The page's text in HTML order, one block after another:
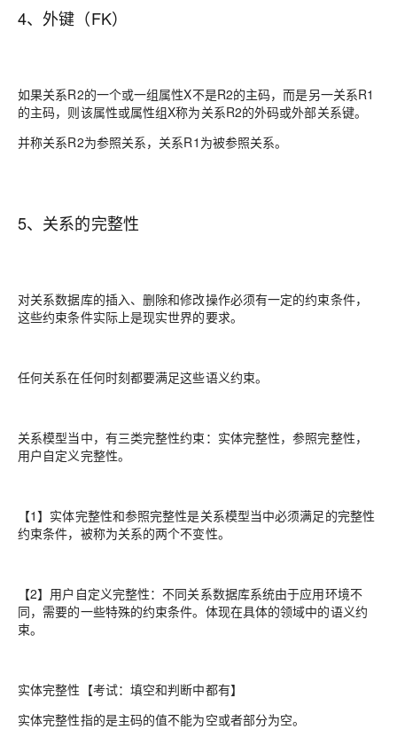
4、外键（FK）
如果关系R2的一个或一组属性X不是R2的主码，而是另一关系R1
的主码，则该属性或属性组X称为关系R2的外码或外部关系键。
并称关系R2为参照关系，关系R1为被参照关系。
5、关系的完整性
对关系数据库的插入、删除和修改操作必须有一定的约束条件，
这些约束条件实际上是现实世界的要求。
任何关系在任何时刻都要满足这些语义约束。
关系模型当中，有三类完整性约束：实体完整性，参照完整性，
用户自定义完整性。
【1】实体完整性和参照完整性是关系模型当中必须满足的完整性
约束条件，被称为关系的两个不变性。
【2】用户自定义完整性：不同关系数据库系统由于应用环境不
同，需要的一些特殊的约束条件。体现在具体的领域中的语义约
束。
实体完整性【考试：填空和判断中都有】
实体完整性指的是主码的值不能为空或者部分为空。